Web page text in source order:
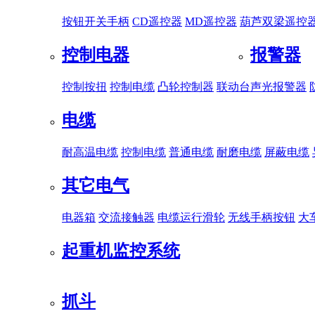
按钮开关手柄 CD遥控器 MD遥控器 葫芦双梁遥控
控制电器
控制按扭 控制电缆 凸轮控制器 联动台
报警器
声光报警器
电缆
耐高温电缆 控制电缆 普通电缆 耐磨电缆 屏蔽电缆
其它电气
电器箱 交流接触器 电缆运行滑轮 无线手柄按钮 大
起重机监控系统
抓斗